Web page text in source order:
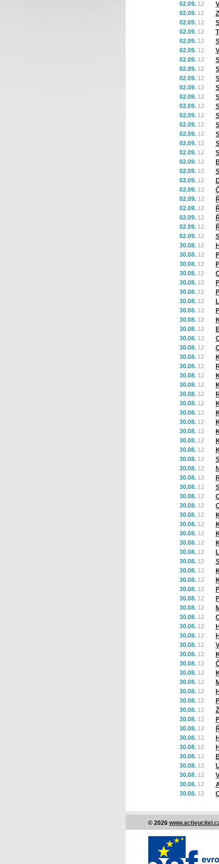
02.09. 12
02.09. 12
02.09. 12
02.09. 12
02.09. 12
02.09. 12
02.09. 12
02.09. 12
02.09. 12
02.09. 12
02.09. 12
02.09. 12
02.09. 12
02.09. 12
02.09. 12
02.09. 12
02.09. 12
02.09. 12
02.09. 12
02.09. 12
02.09. 12
02.09. 12
02.09. 12
02.09. 12
02.09. 12
02.09. 12
30.08. 12
30.08. 12
30.08. 12
30.08. 12
30.08. 12
30.08. 12
30.08. 12
30.08. 12
30.08. 12
30.08. 12
30.08. 12
30.08. 12
30.08. 12
30.08. 12
30.08. 12
30.08. 12
30.08. 12
30.08. 12
30.08. 12
30.08. 12
30.08. 12
30.08. 12
30.08. 12
30.08. 12
30.08. 12
30.08. 12
30.08. 12
30.08. 12
30.08. 12
30.08. 12
30.08. 12
30.08. 12
30.08. 12
30.08. 12
30.08. 12
30.08. 12
30.08. 12
30.08. 12
30.08. 12
30.08. 12
30.08. 12
30.08. 12
30.08. 12
30.08. 12
30.08. 12
30.08. 12
30.08. 12
30.08. 12
30.08. 12
30.08. 12
30.08. 12
30.08. 12
30.08. 12
30.08. 12
30.08. 12
30.08. 12
30.08. 12
30.08. 12
30.08. 12
30.08. 12
© 2026